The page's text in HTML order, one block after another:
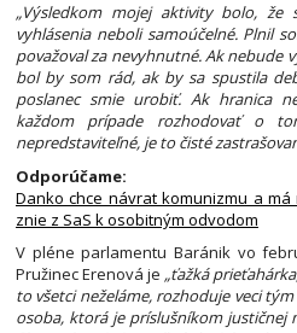
„Výsledkom mojej aktivity bolo, že
vyhlásenia neboli samoúčelné. Plnil
považoval za nevyhnutné. Ak nebude
bol by som rád, ak by sa spustila
poslanec smie urobiť. Ak hranica
každom prípade rozhodovať o
nepredstaviteľné, je to čisté
Odporúčame:
Danko chce návrat komunizmu a
znie z SaS k osobitným odvodom
V pléne parlamentu Baránik vo
Pružinec Erenová je „ťažká
to všetci neželáme, rozhoduje veci
osoba, ktorá je príslušníkom justičnej